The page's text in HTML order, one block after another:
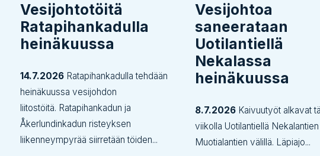
Vesijohtotöitä
Ratapihankadulla
heinäkuussa
14.7.2026 Ratapihankadulla tehdään
heinäkuussa vesijohdon
liitostöitä. Ratapihankadun ja
Åkerlundinkadun risteyksen
liikenneympyrää siirretään töiden...
Vesijohtoa
saneerataan
Uotilantiellä
Nekalassa
heinäkuussa
8.7.2026Kaivuutyöt alkavat
viikolla Uotilantiellä Nekalantien
Muotialantien välillä. Läpiajo...